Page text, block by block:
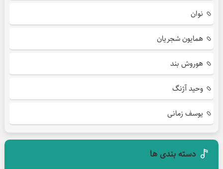
نوان
همایون شجریان
هوروش بند
وحید آژنگ
یوسف زمانی
دسته بندی ها